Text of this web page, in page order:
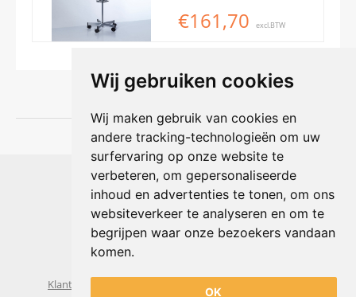
Wij gebruiken cookies
Wij maken gebruik van cookies en
andere tracking-technologieën om uw
surfervaring op onze website te
verbeteren, om gepersonaliseerde
inhoud en advertenties te tonen, om ons
websiteverkeer te analyseren en om te
begrijpen waar onze bezoekers vandaan
komen.
OK
€161,70 excl.BTW
Shophouse online
Max Planckstraat 4
6716 BE Ede, Nederland
Telefoon:+31(0)318 618 121
E-mail: info@shophouse.nl
Geopend: ma t/m vr 09:00-17:00 uur
Klantenservice
Algemene voorwaarden